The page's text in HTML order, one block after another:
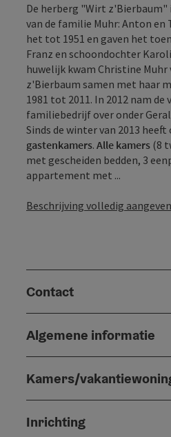
De herberg "Wirt z'Bierbaum"
van de familie Muhr: Anton en
het tot 1951 en gaven het
Franz en schoondochter
huwelijk kwam Christine
z'Bierbaum samen met haar
1981 tot 2011. In 2012 nam
familiebedrijf over onder
Sinds de winter van 2013 heeft
gastenkamers. Alle kamers (8
met gescheiden bedden, 3
appartement met ...
Beschrijving volledig aangeven
Contact
Algemene informatie
Kamers/
Inrichting